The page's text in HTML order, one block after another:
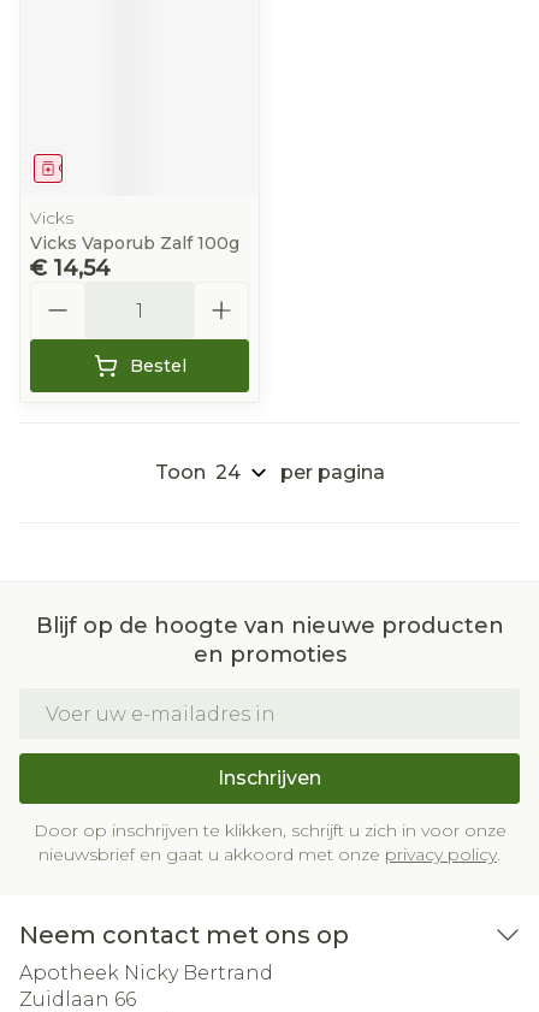
Geneesmiddel
Vicks
Vicks Vaporub Zalf 100g
€ 14,54
Bestel
Toon per pagina
Blijf op de hoogte van nieuwe producten
en promoties
Inschrijven
Door op inschrijven te klikken, schrijft u zich in voor onze
nieuwsbrief en gaat u akkoord met onze privacy policy.
Neem contact met ons op
Apotheek Nicky Bertrand
Zuidlaan 66